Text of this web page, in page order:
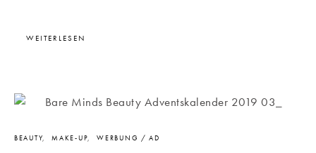
WEITERLESEN
BEAUTY MAKE-UP WERBUNG / AD